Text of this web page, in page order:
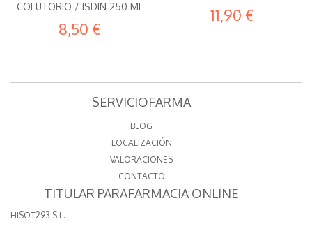
COLUTORIO / ISDIN 250 ML
8,50 €
11,90 €
SERVICIOFARMA
BLOG
LOCALIZACIÓN
VALORACIONES
CONTACTO
TITULAR PARAFARMACIA ONLINE
HISOT293 S.L.